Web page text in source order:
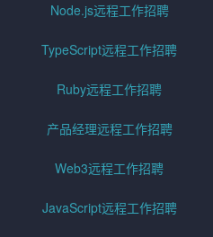
Node.js远程工作招聘
TypeScript远程工作招聘
Ruby远程工作招聘
产品经理远程工作招聘
Web3远程工作招聘
JavaScript远程工作招聘